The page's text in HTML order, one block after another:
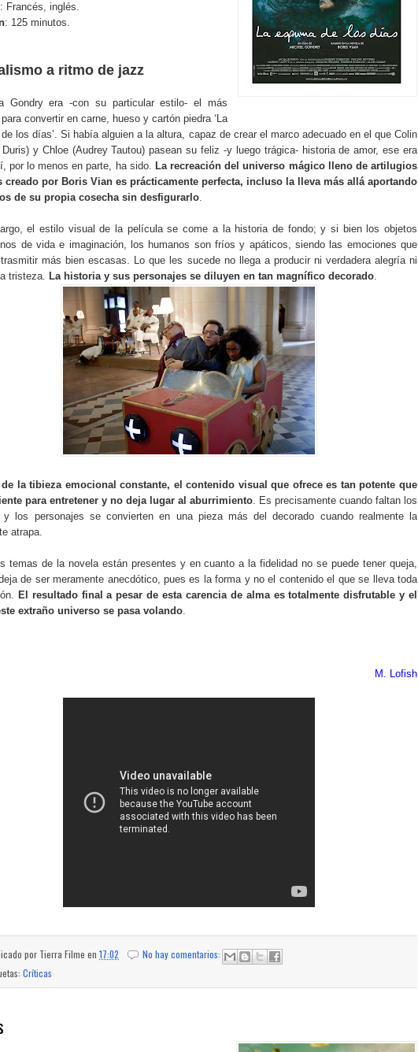
: Francés, inglés.
: 125 minutos.
a ritmo de jazz
Gondry era -con su particular estilo- el más
convertir en carne, hueso y cartón piedra ‘La
los días’. Si había alguien a la altura, capaz de crear el marco adecuado en el que Colin
Duris) y Chloe (Audrey Tautou) pasean su feliz -y luego trágica- historia de amor, ese era
por lo menos en parte, ha sido. La recreación del universo mágico lleno de artilugios
creado por Boris Vian es prácticamente perfecta, incluso la lleva más allá aportando
de su propia cosecha sin desfigurarlo.
el estilo visual de la película se come a la historia de fondo; y si bien los objetos
de vida e imaginación, los humanos son fríos y apáticos, siendo las emociones que
trasmitir más bien escasas. Lo que les sucede no llega a producir ni verdadera alegría ni
tristeza. La historia y sus personajes se diluyen en tan magnífico decorado.
la tibieza emocional constante, el contenido visual que ofrece es tan potente que
para entretener y no deja lugar al aburrimiento. Es precisamente cuando faltan los
y los personajes se convierten en una pieza más del decorado cuando realmente la
atrapa.
temas de la novela están presentes y en cuanto a la fidelidad no se puede tener queja,
de ser meramente anecdótico, pues es la forma y no el contenido el que se lleva toda
El resultado final a pesar de esta carencia de alma es totalmente disfrutable y el
extraño universo se pasa volando.
M. Lofish
por Tierra Filme en 17:02
No hay comentarios:
Críticas